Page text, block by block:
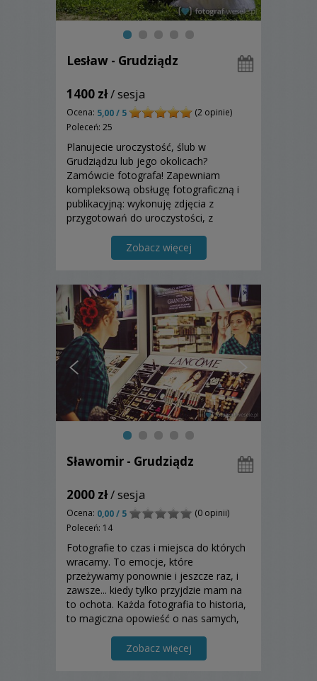
Lesław - Grudziądz
1400 zł/ sesja
Ocena: 5,00 / 5
(2 opinie)
Poleceń: 25
Planujecie uroczystość, ślub w
Grudziądzu lub jego okolicach?
Zamówcie fotografa! Zapewniam
kompleksową obsługę fotograficzną i
publikacyjną: wykonuję zdjęcia z
przygotowań do uroczystości, z
weselnej, a także oryginalne fotografie
plenerowe.
Zobacz więcej
Sławomir - Grudziądz
2000 zł/ sesja
Ocena: 0,00 / 5
(0 opinii)
Poleceń: 14
Fotografie to czas i miejsca do których
wracamy. To emocje, które
przeżywamy ponownie i jeszcze raz, i
zawsze... kiedy tylko przyjdzie mam na
to ochota. Każda fotografia to historia,
to magiczna opowieść o nas samych,
się z każdym, kto tylko zechce patrzeć,
słuchać, doświadczać...
Zobacz więcej